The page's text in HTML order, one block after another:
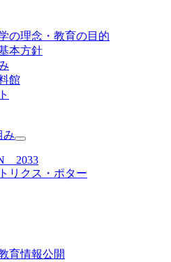
の理念・教育の目的
本方針
館
み
2033
リクス・ポター
育情報公開